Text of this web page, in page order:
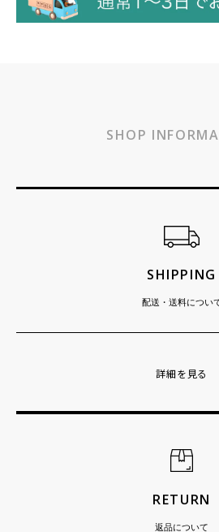
SHOP
ショッピングガイド
SHIPPING
配送・送料につい
詳細を見る
RETURN
返品について